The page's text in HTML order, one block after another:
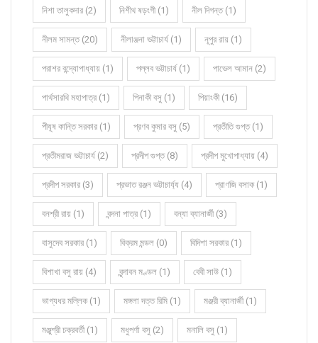
নিশা তালুকদার (2) নিশীথ ষড়ংগী (1) নীল দিগন্ত (1)
নীলম সামন্ত (20) নীলাঞ্জনা ভট্টাচার্য (1) নূপুর রায় (1)
পরাশর বন্দ্যোপাধ্যায় (1) পল্লব ভট্টাচার্য (1) পাভেল আমান (2)
পার্থসারথি মহাপাত্র (1) পিনাকী বসু (1) পিয়াংকী (16)
পীযূষ কান্তি সরকার (1) প্রণব কুমার বসু (5) প্রতীতি গুপ্ত (1)
প্রতীমরাজ ভট্টাচার্য (2) প্রদীপ গুপ্ত (8) প্রদীপ মুখোপাধ্যায় (4)
প্রদীপ সরকার (3) প্রভাত রঞ্জন ভট্টাচার্য্য (4) প্রাণজি বসাক (1)
বনশ্রী রায় (1) বন্দনা পাত্র (1) বন্যা ব্যানার্জী (3)
বাসুদেব সরকার (1) বিক্রম মন্ডল (0) বিদিশা সরকার (1)
বিশাখা বসু রায় (4) বৃন্দাবন মণ্ডল (1) বেবী সাউ (1)
ভাগ্যধর মল্লিক (1) মঙ্গলা দত্ত রিমি (1) মঞ্জরী ব্যানার্জী (1)
মঞ্জুশ্রী চক্রবর্তী (1) মধুপর্ণা বসু (2) মনালি বসু (1)